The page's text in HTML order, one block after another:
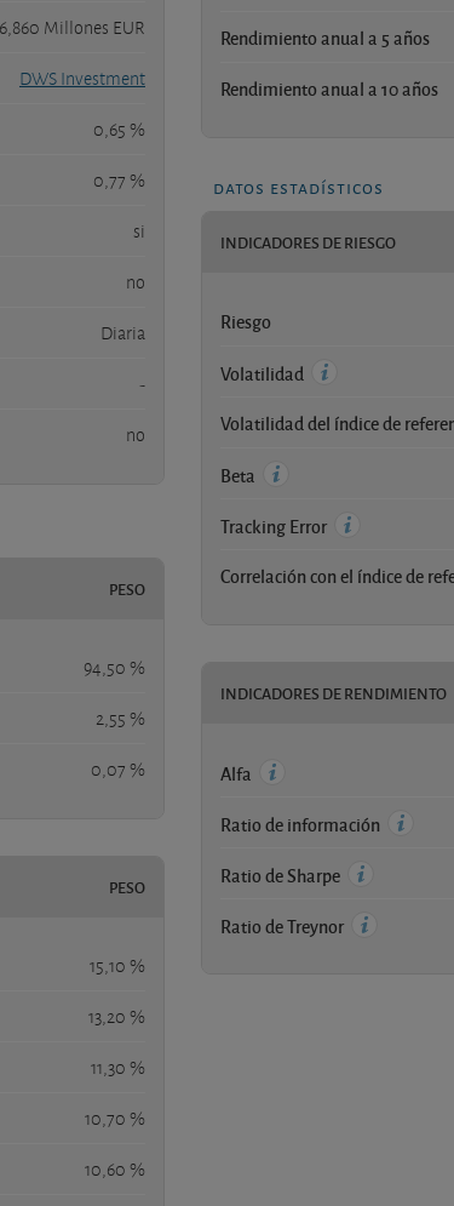
Millones EUR
DWS Investment
0,65 %
0,77 %
si
no
Diaria
-
no
PESO
94,50 %
2,55 %
0,07 %
PESO
15,10 %
13,20 %
11,30 %
10,70 %
10,60 %
Rendimiento anual a 5 años
Rendimiento anual a 10 años
datos estadísticos
INDICADORES DE RIESGO
Riesgo
Volatilidad
Volatilidad del índice de
Beta
Tracking Error
Correlación con el índice de
INDICADORES DE RENDIMIENTO
Alfa
Ratio de información
Ratio de Sharpe
Ratio de Treynor